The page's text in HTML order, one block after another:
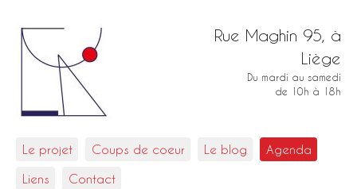
Rue Maghin 95, à
Liège
Du mardi au samedi
de 10h à 18h
Le projet Coups de coeur Le blog Agenda
Liens Contact